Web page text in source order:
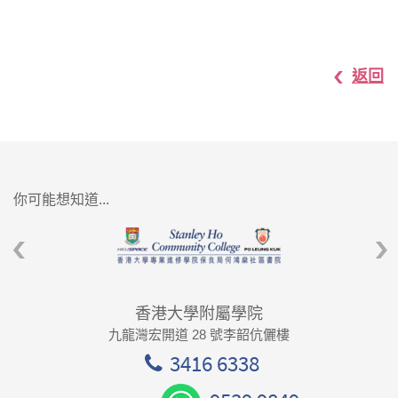
返回
你可能想知道...
香港大學附屬學院
九龍灣宏開道 28 號李韶伉儷樓
3416 6338